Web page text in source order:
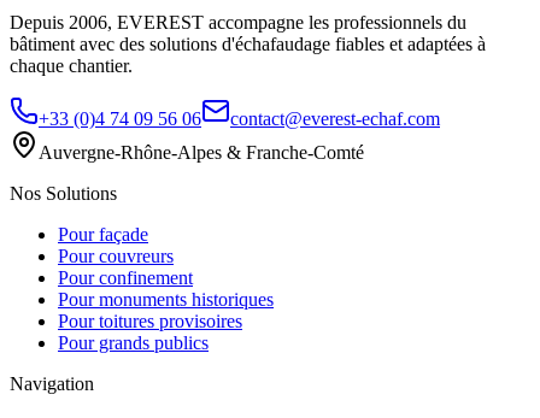
Depuis 2006, EVEREST accompagne les professionnels du
bâtiment avec des solutions d'échafaudage fiables et adaptées à
chaque chantier.
+33 (0)4 74 09 56 06
contact@everest-echaf.com
Auvergne-Rhône-Alpes & Franche-Comté
Nos Solutions
Pour façade
Pour couvreurs
Pour confinement
Pour monuments historiques
Pour toitures provisoires
Pour grands publics
Navigation